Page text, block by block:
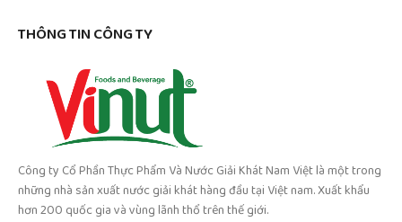
THÔNG TIN CÔNG TY
Công ty Cổ Phần Thực Phẩm Và Nước Giải Khát Nam Việt là một trong
những nhà sản xuất nước giải khát hàng đầu tại Việt nam. Xuất khẩu
hơn 200 quốc gia và vùng lãnh thổ trên thế giới.